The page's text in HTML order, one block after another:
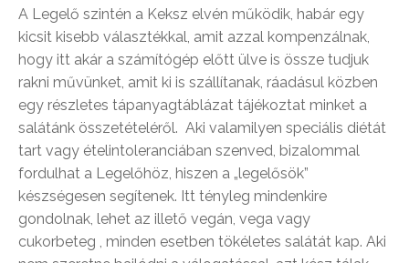
A Legelő szintén a Keksz elvén működik, habár egy
kicsit kisebb választékkal, amit azzal kompenzálnak,
hogy itt akár a számítógép előtt ülve is össze tudjuk
rakni művünket, amit ki is szállítanak, ráadásul közben
egy részletes tápanyagtáblázat tájékoztat minket a
salátánk összetételéről. Aki valamilyen speciális diétát
tart vagy ételintoleranciában szenved, bizalommal
fordulhat a Legelőhöz, hiszen a „legelősök”
készségesen segítenek. Itt tényleg mindenkire
gondolnak, lehet az illető vegán, vega vagy
cukorbeteg , minden esetben tökéletes salátát kap. Aki